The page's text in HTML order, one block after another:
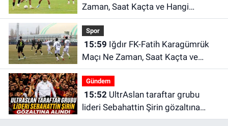
Zaman, Saat Kaçta ve Hangi
Kanalda?
Spor
15:59
Maçı Ne Zaman, Saat Kaçta ve
Hangi Kanalda?
Gündem
15:52UltrAslan taraftar grubu
lideri Sebahattin Şirin gözaltına
alındı | Sebahattin Şirin kimdir?